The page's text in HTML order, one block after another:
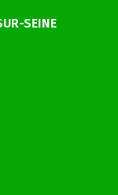
SEINE